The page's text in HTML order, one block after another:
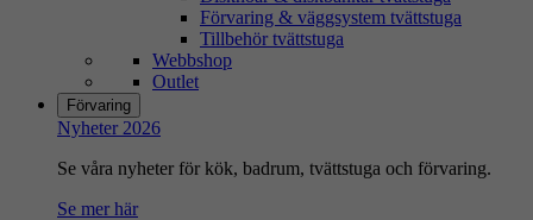
Förvaring & väggsystem tvättstuga
Tillbehör tvättstuga
Webbshop
Outlet
Förvaring
Nyheter 2026
Se våra nyheter för kök, badrum, tvättstuga och förvaring.
Se mer här